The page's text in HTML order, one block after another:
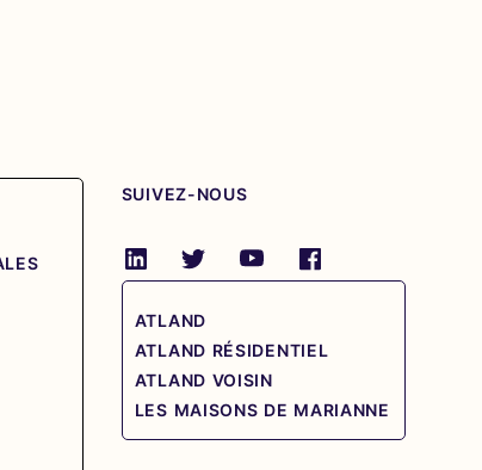
SUIVEZ-NOUS
ATLAND
ATLAND RÉSIDENTIEL
ATLAND VOISIN
LES MAISONS DE MARIANNE